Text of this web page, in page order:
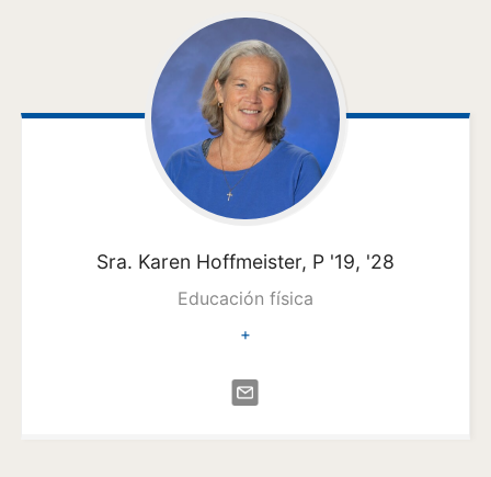
Sra. Karen Hoffmeister, P '19, '28
Educación física
+